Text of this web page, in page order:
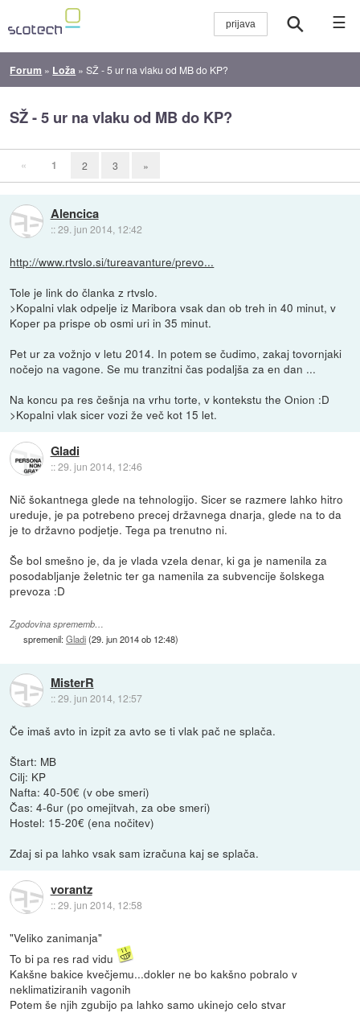
☰
Forum » Loža »SŽ - 5 ur na vlaku od MB do KP?
SŽ - 5 ur na vlaku od MB do KP?
« 1 2 3 »
Alencica
::29. jun 2014, 12:42
http://www.rtvslo.si/tureavanture/prevo...
Tole je link do članka z rtvslo.
>Kopalni vlak odpelje iz Maribora vsak dan ob treh in 40 minut, v
Koper pa prispe ob osmi uri in 35 minut.
Pet ur za vožnjo v letu 2014. In potem se čudimo, zakaj tovornjaki
nočejo na vagone. Se mu tranzitni čas podaljša za en dan ...
Na koncu pa res češnja na vrhu torte, v kontekstu the Onion :D
>Kopalni vlak sicer vozi že več kot 15 let.
Gladi
::29. jun 2014, 12:46
Nič šokantnega glede na tehnologijo. Sicer se razmere lahko hitro
ureduje, je pa potrebeno precej državnega dnarja, glede na to da
je to državno podjetje. Tega pa trenutno ni.
Še bol smešno je, da je vlada vzela denar, ki ga je namenila za
posodabljanje želetnic ter ga namenila za subvencije šolskega
prevoza :D
Zgodovina sprememb…
spremenil:Gladi(29. jun 2014 ob 12:48)
MisterR
::29. jun 2014, 12:57
Če imaš avto in izpit za avto se ti vlak pač ne splača.
Štart: MB
Cilj: KP
Nafta: 40-50€ (v obe smeri)
Čas: 4-6ur (po omejitvah, za obe smeri)
Hostel: 15-20€ (ena nočitev)
Zdaj si pa lahko vsak sam izračuna kaj se splača.
vorantz
::29. jun 2014, 12:58
"Veliko zanimanja"
To bi pa res rad vidu
Kakšne bakice kvečjemu...dokler ne bo kakšno pobralo v
neklimatiziranih vagonih
Potem še njih zgubijo pa lahko samo ukinejo celo stvar